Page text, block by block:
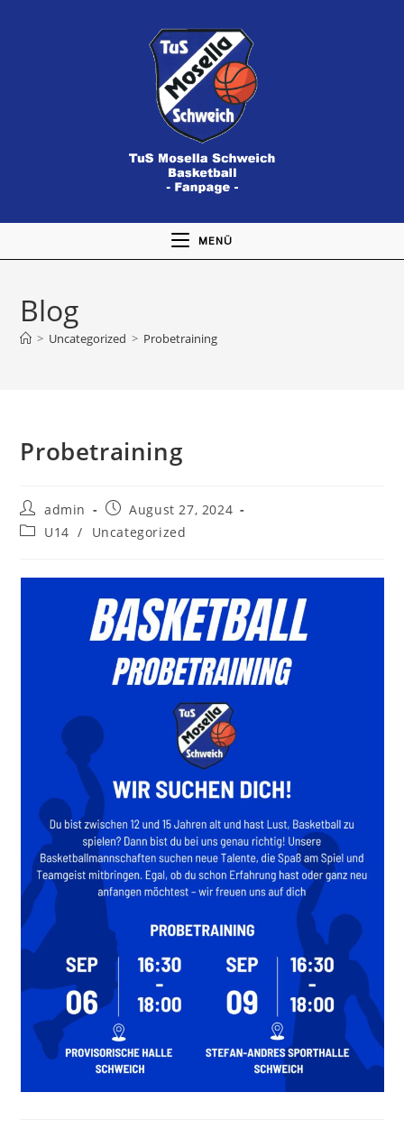
MENÜ
Blog
> Uncategorized > Probetraining
Probetraining
Beitrags-
Autor:
admin
Beitrag
veröffentlicht:
August 27, 2024
Beitrags-
U14 / Uncategorized